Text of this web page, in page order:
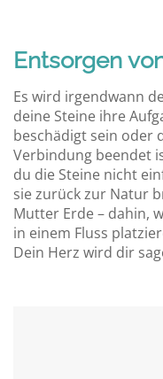
Entsorgen
Es wird irgendwann
deine Steine ihre
beschädigt sein oder
Verbindung beendet
du die Steine nicht
sie zurück zur Natur
Mutter Erde – dahin,
in einem Fluss
Dein Herz wird dir